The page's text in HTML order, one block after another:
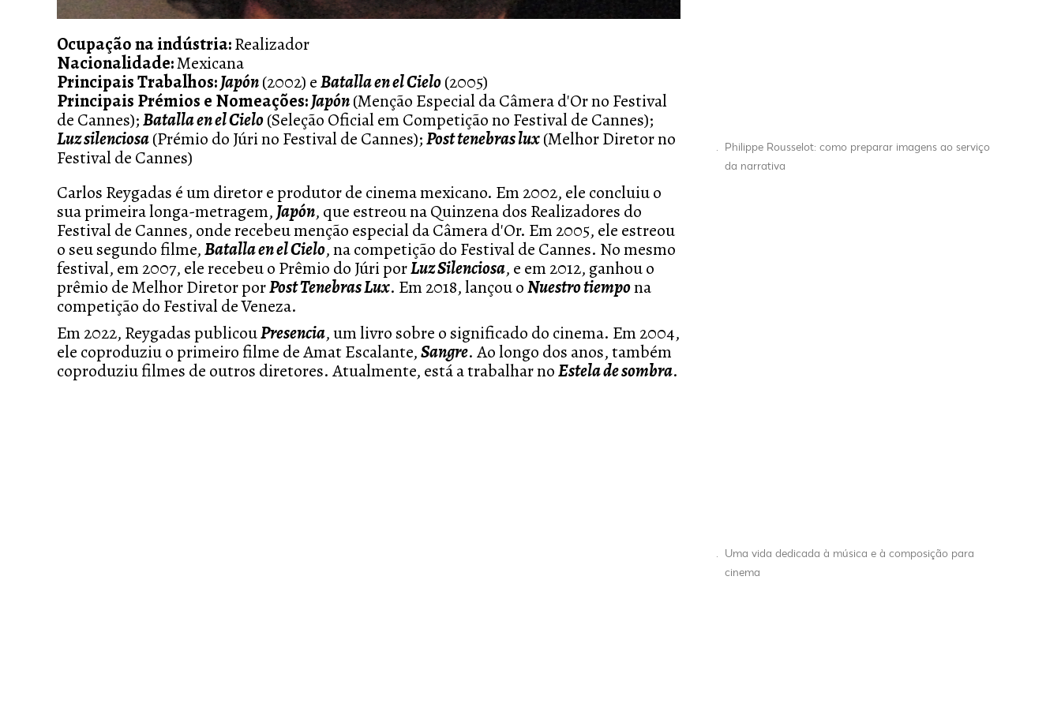
Ocupação na indústria:Realizador
Nacionalidade:Mexicana
Principais Trabalhos:Japón(2002) eBatalla en el Cielo(2005)
Principais Prémios e Nomeações:Japón(Menção Especial da Câmera d'Or no Festival
de Cannes);Batalla en el Cielo(Seleção Oficial em Competição no Festival de Cannes);
Luz silenciosa(Prémio do Júri no Festival de Cannes);Post tenebras lux(Melhor Diretor no
Festival de Cannes)
Carlos Reygadas é um diretor e produtor de cinema mexicano. Em 2002, ele concluiu o
sua primeira longa-metragem,Japón, que estreou na Quinzena dos Realizadores do
Festival de Cannes, onde recebeu menção especial da Câmera d'Or. Em 2005, ele estreou
o seu segundo filme,Batalla en el Cielo, na competição do Festival de Cannes. No mesmo
festival, em 2007, ele recebeu o Prêmio do Júri porLuz Silenciosa, e em 2012, ganhou o
prêmio de Melhor Diretor porPost Tenebras Lux. Em 2018, lançou oNuestro tiempona
competição do Festival de Veneza.
Em 2022, Reygadas publicouPresencia, um livro sobre o significado do cinema. Em 2004,
ele coproduziu o primeiro filme de Amat Escalante,Sangre. Ao longo dos anos, também
coproduziu filmes de outros diretores. Atualmente, está a trabalhar noEstela de sombra.
.
Philippe Rousselot: como preparar imagens ao serviço
da narrativa
.
Uma vida dedicada à música e à composição para
cinema